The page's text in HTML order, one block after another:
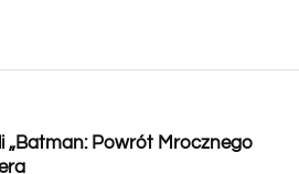
„Batman: Powrót Mrocznego